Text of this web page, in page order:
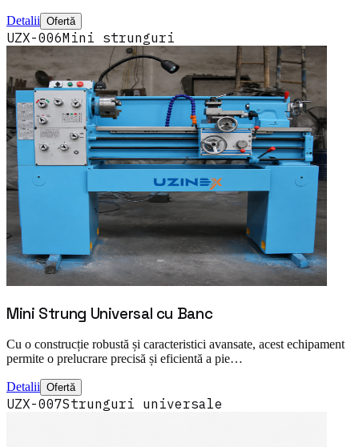
Detalii Ofertă
UZX-006Mini strunguri
Mini Strung Universal cu Banc
Cu o construcție robustă și caracteristici avansate, acest echipament
permite o prelucrare precisă și eficientă a pie…
Detalii Ofertă
UZX-007Strunguri universale